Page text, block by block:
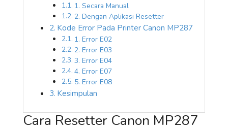
1. Secara Manual
2. Dengan Aplikasi Resetter
Kode Error Pada Printer Canon MP287
1. Error E02
2. Error E03
3. Error E04
4. Error E07
5. Error E08
Kesimpulan
Cara Resetter Canon MP287